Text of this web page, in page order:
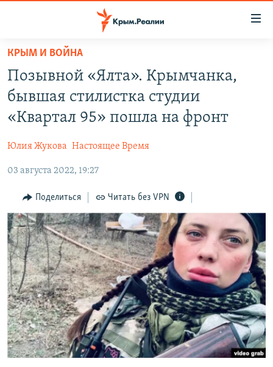
Вернуться
основному
содержанию
Вернутся
главной
навигации
Вернутся
поиску
СПЕЦПРОЕКТЫ
ГРУЗ 200
11 ЛЕТ ОККУПАЦИИ КРЫМА. 11 ИСТОРИЙ СОПРОТИВЛЕНИЯ
ВОДА
ЕЩЕ
ИНТЕРАКТИВ
ИНФОГРАФИКА
ТЕЛЕПРОЕКТ КРЫМ.РЕАЛИИ
СОВЕТЫ ПРАВОЗАЩИТНИКОВ
ПРОПАВШИЕ БЕЗ ВЕСТИ
ПОБЕДИТЕЛЕЙ НЕ СУДЯТ?
КРЫМ.НЕПОКОРЕННЫЙ
ELIFBE
УКРАИНСКАЯ ПРОБЛЕМА КРЫМА
РАДІО СВОБОДА
КАК ОБОЙТИ БЛОКИРОВКУ
Українською
Qırımtatar
ПРИСОЕДИНЯЙТЕСЬ!
КРЫМ И ВОЙНА
Позывной «Ялта». Крымчанка,
бывшая стилистка студии
«Квартал 95» пошла на фронт
Юлия Жукова Настоящее Время
03 августа 2022, 19:27
Поделиться Читать без VPN